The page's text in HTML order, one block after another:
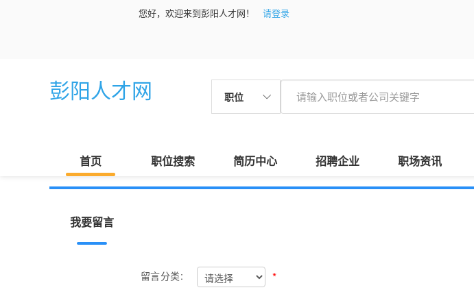
您好，欢迎来到彭阳人才网！
请登录
彭阳人才网 职位
首页 职位搜索 简历中心 招聘企业 职场资讯
我要留言
留言分类: *